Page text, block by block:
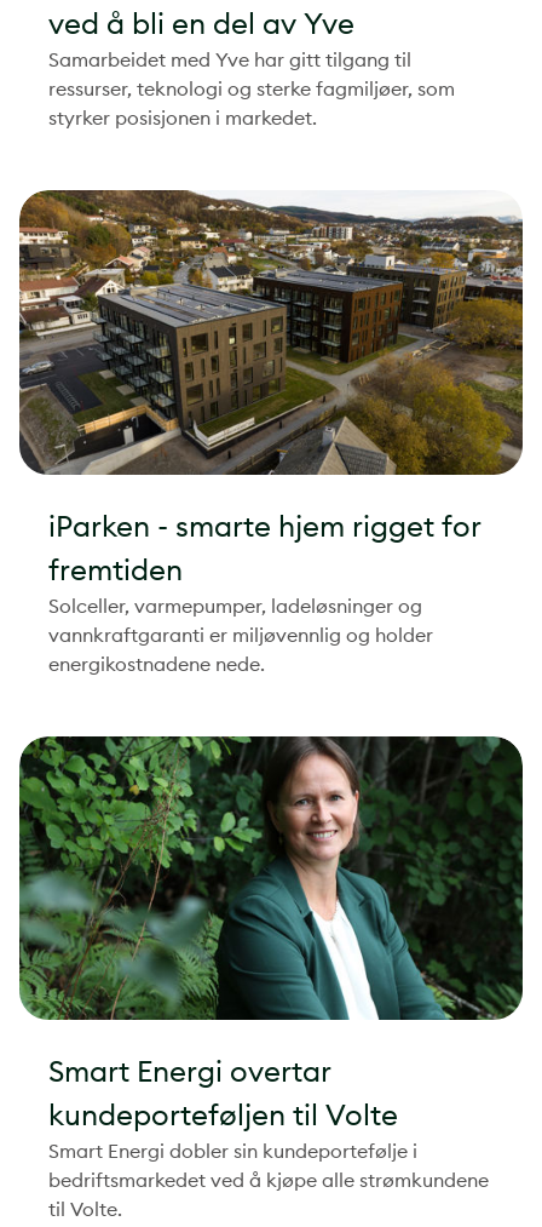
ved å bli en del av Yve
Samarbeidet med Yve har gitt tilgang til
ressurser, teknologi og sterke fagmiljøer, som
styrker posisjonen i markedet.
iParken - smarte hjem rigget for
fremtiden
Solceller, varmepumper, ladeløsninger og
vannkraftgaranti er miljøvennlig og holder
energikostnadene nede.
Smart Energi overtar
kundeporteføljen til Volte
Smart Energi dobler sin kundeportefølje i
bedriftsmarkedet ved å kjøpe alle strømkundene
til Volte.